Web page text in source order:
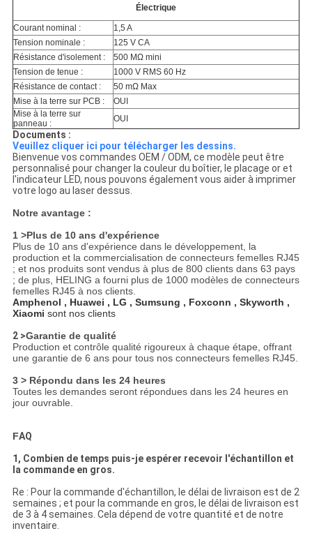
Électrique
Courant nominal :
1,5 A
Tension nominale :
125 V CA
Résistance d'isolement :
500 MΩ mini
Tension de tenue :
1000 V RMS 60 Hz
Résistance de contact :
50 mΩ Max
Mise à la terre sur PCB :
OUI
Mise à la terre sur
panneau :
OUI
Documents :
Veuillez cliquer ici pour télécharger les dessins.
Bienvenue vos commandes OEM / ODM, ce modèle peut être
personnalisé pour changer la couleur du boîtier, le placage or et
l'indicateur LED, nous pouvons également vous aider à imprimer
votre logo au laser dessus.
Notre avantage :
1 >Plus de 10 ans d'expérience
Plus de 10 ans d'expérience dans le développement, la
production et la commercialisation de connecteurs femelles RJ45
; et nos produits sont vendus à plus de 800 clients dans 63 pays
; de plus, HELING a fourni plus de 1000 modèles de connecteurs
femelles RJ45 à nos clients.
Amphenol , Huawei , LG , Sumsung , Foxconn , Skyworth ,
Xiaomi sont nos clients
2 >Garantie de qualité
Production et contrôle qualité rigoureux à chaque étape, offrant
une garantie de 6 ans pour tous nos connecteurs femelles RJ45.
3 > Répondu dans les 24 heures
Toutes les demandes seront répondues dans les 24 heures en
jour ouvrable.
FAQ
1, Combien de temps puis-je espérer recevoir l'échantillon et
la commande en gros.
Re : Pour la commande d'échantillon, le délai de livraison est de 2
semaines ; et pour la commande en gros, le délai de livraison est
de 3 à 4 semaines. Cela dépend de votre quantité et de notre
inventaire.